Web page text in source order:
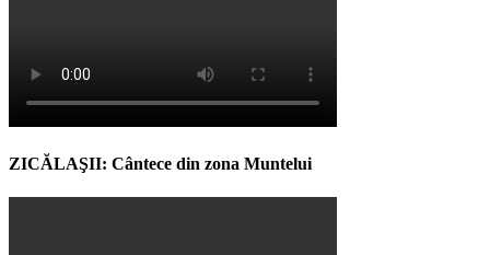
ZICĂLAŞII: Cântece din zona Muntelui